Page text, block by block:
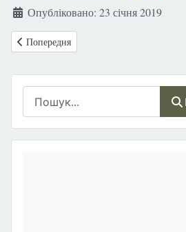
Опубліковано: 23 січня 2019
Попередня стаття: Ґендерна політика: В
Попередня